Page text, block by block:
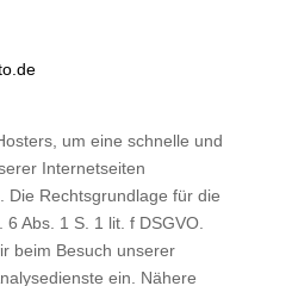
um eine schnelle und
Internetseiten
Die Rechtsgrundlage für die
Abs. 1 S. 1 lit. f DSGVO.
beim Besuch unserer
ein. Nähere